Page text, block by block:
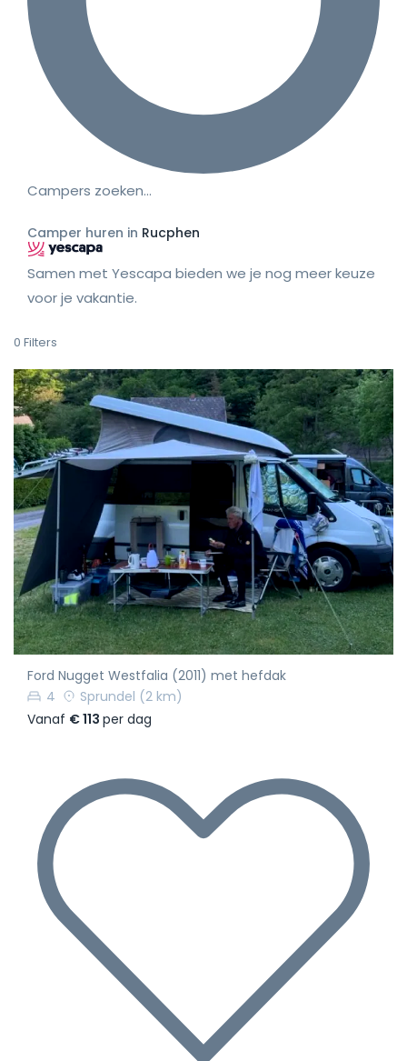
Campers zoeken…
Camper huren in Rucphen
Samen met Yescapa bieden we je nog meer keuze
voor je vakantie.
0 Filters
Ford Nugget Westfalia (2011) met hefdak
4
Sprundel (2 km)
Vanaf € 113 per dag